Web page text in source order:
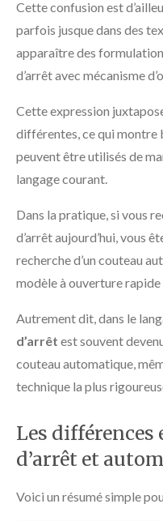
Cette confusion est
parfois jusque dans des
apparaître des
d’arrêt avec mécanisme
Cette expression
différentes, ce qui montre
peuvent être utilisés de
langage courant.
Dans la pratique, si vous
d’arrêt aujourd’hui, vous
recherche d’un couteau
modèle à ouverture rapide
Autrement dit, dans le
d’arrêt est souvent
couteau automatique,
technique la plus
Les différences
d’arrêt et
Voici un résumé simple